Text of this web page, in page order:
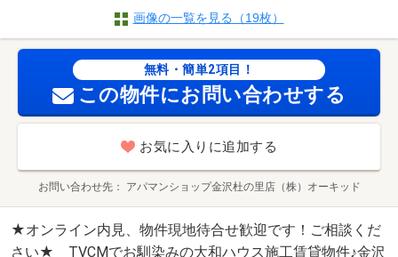
画像の一覧を見る（19枚）
無料・簡単2項目！
この物件にお問い合わせする
お気に入りに追加する
お問い合わせ先 アパマンショップ金沢杜の里店（株）オーキッド
★オンライン内見、物件現地待合せ歓迎です！ご相談くだ
さい★ TVCMでお馴染みの大和ハウス施工賃貸物件♪金沢